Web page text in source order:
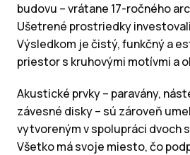
budovu – vrátane 17-ročného
Ušetrené prostriedky
Výsledkom je čistý, funkčný a
priestor s kruhovými motívmi a
Akustické prvky – paravány,
závesné disky – sú zároveň
vytvoreným v spolupráci dvoch
Všetko má svoje miesto, čo